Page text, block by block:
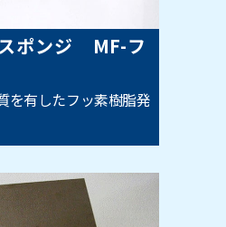
ポンジ MF-フ
を有したフッ素樹脂発